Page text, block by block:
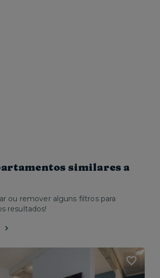
similares a
ou remover alguns filtros para
resultados!